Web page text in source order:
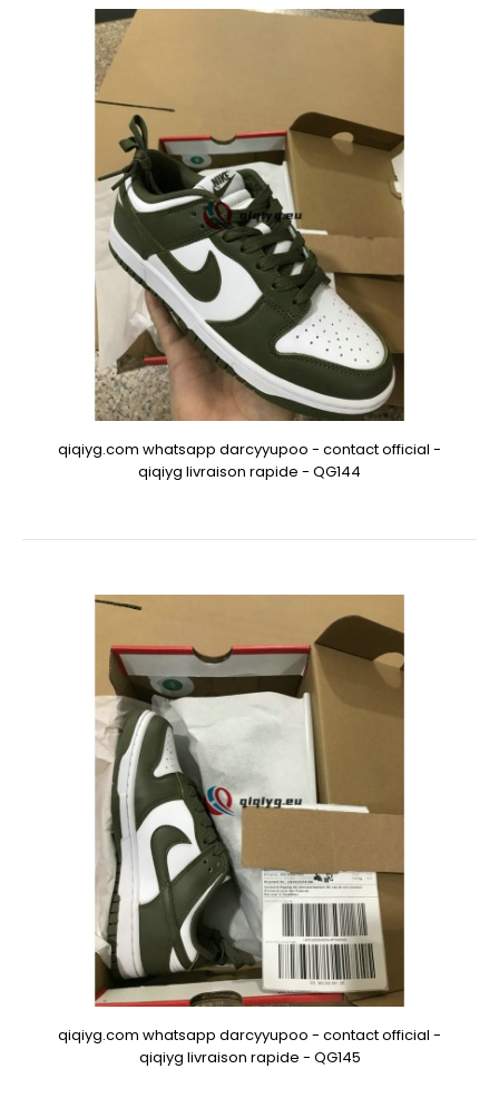
qiqiyg.com whatsapp darcyyupoo - contact official -
qiqiyg livraison rapide - QG144
qiqiyg.com whatsapp darcyyupoo - contact official -
qiqiyg livraison rapide - QG145